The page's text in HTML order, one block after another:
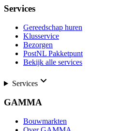
Services
Gereedschap huren
Klusservice
Bezorgen
PostNL Pakketpunt
Bekijk alle services
Services
GAMMA
Bouwmarkten